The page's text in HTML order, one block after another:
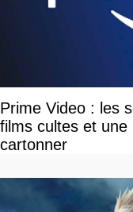
Prime Video : les
films cultes et une
cartonner